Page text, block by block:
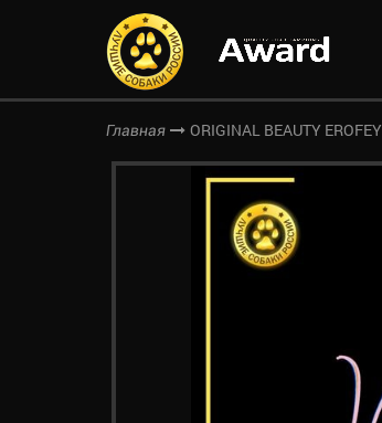
Главная ORIGINAL BEAUTY EROFEY